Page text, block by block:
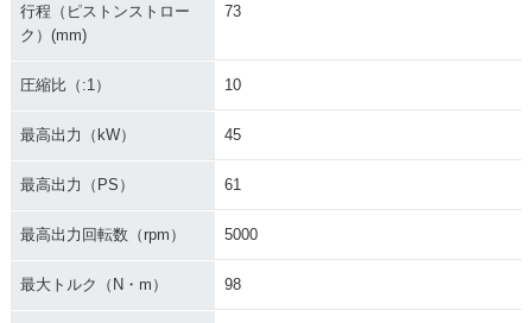
行程（ピストンストロー
ク）(mm)
73
圧縮比（:1） 10
最高出力（kW） 45
最高出力（PS） 61
最高出力回転数（rpm） 5000
最大トルク（N・m） 98